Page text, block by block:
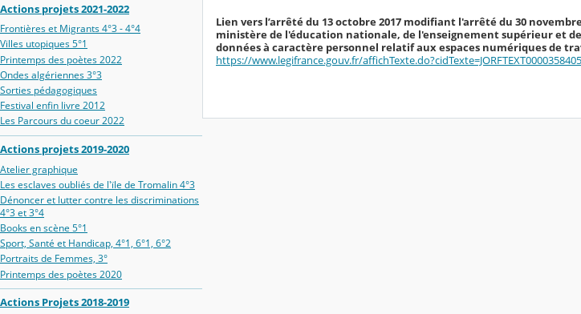
Actions projets 2021-2022
Frontières et Migrants 4°3 - 4°4
Villes utopiques 5°1
Printemps des poètes 2022
Ondes algériennes 3°3
Sorties pédagogiques
Festival enfin livre 2012
Les Parcours du coeur 2022
Actions projets 2019-2020
Atelier graphique
Les esclaves oubliés de l'ïle de Tromalin 4°3
Dénoncer et lutter contre les discriminations
4°3 et 3°4
Books en scène 5°1
Sport, Santé et Handicap, 4°1, 6°1, 6°2
Portraits de Femmes, 3°
Printemps des poètes 2020
Actions Projets 2018-2019
Lien vers l’arrêté du 13 octobre 2017 modifiant l'arrêté du 30
ministère de l'éducation nationale, de l'enseignement supérieur et
données à caractère personnel relatif aux espaces numériques de
https://www.legifrance.gouv.fr/